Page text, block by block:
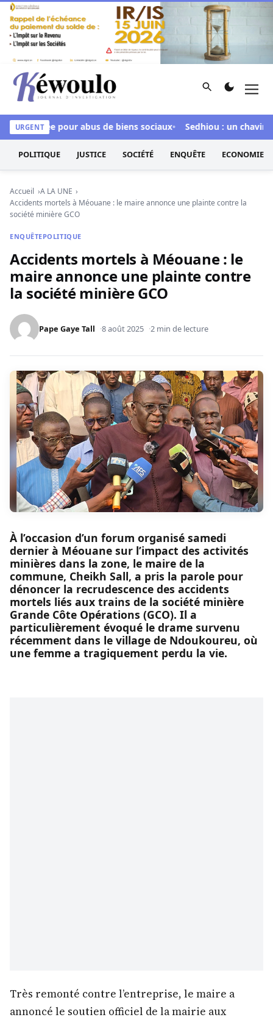
Aller au contenu
Kéwoulo, le premier site d'information et d'investigation
Rechercher
URGENT
inculpée pour abus de biens sociaux Sedhiou : un
POLITIQUE JUSTICE SOCIÉTÉ ENQUÊTE ECONOMIE
Accueil
A LA UNE
Accidents mortels à Méouane : le maire annonce une plainte contre la
société minière GCO
ENQUÊTEPOLITIQUE
Accidents mortels à Méouane : le
maire annonce une plainte contre
la société minière GCO
Pape Gaye Tall 8 août 2025 2 min de lecture
À l’occasion d’un forum organisé samedi
dernier à Méouane sur l’impact des activités
minières dans la zone, le maire de la
commune, Cheikh Sall, a pris la parole pour
dénoncer la recrudescence des accidents
mortels liés aux trains de la société minière
Grande Côte Opérations (GCO). Il a
particulièrement évoqué le drame survenu
récemment dans le village de Ndoukoureu, où
une femme a tragiquement perdu la vie.
Très remonté contre l’entreprise, le maire a
annoncé le soutien officiel de la mairie aux